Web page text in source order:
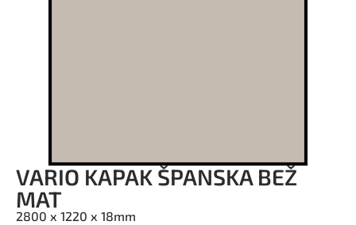
VARIO KAPAK ŠPANSKA BEŽ
MAT
2800 x 1220 x 18mm